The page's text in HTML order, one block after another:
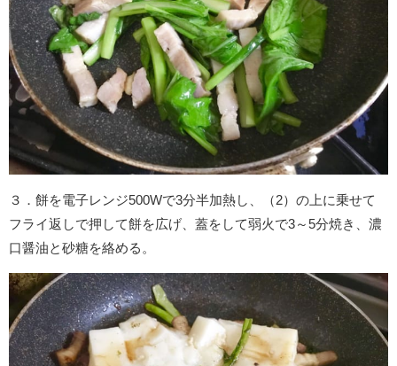
３．餅を電子レンジ500Wで3分半加熱し、（2）の上に乗せて
フライ返しで押して餅を広げ、蓋をして弱火で3～5分焼き、濃
口醤油と砂糖を絡める。